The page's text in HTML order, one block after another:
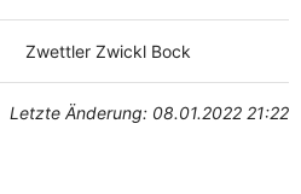
Zwettler Zwickl Bock
Letzte Änderung: 08.01.2022 21:22